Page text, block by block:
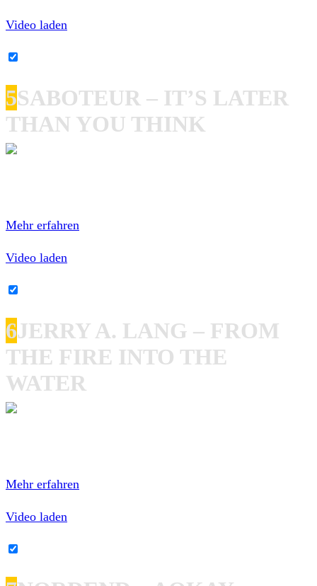
Video laden
5SABOTEUR – IT’S LATER
THAN YOU THINK
Mehr erfahren
Video laden
6JERRY A. LANG – FROM
THE FIRE INTO THE
WATER
Mehr erfahren
Video laden